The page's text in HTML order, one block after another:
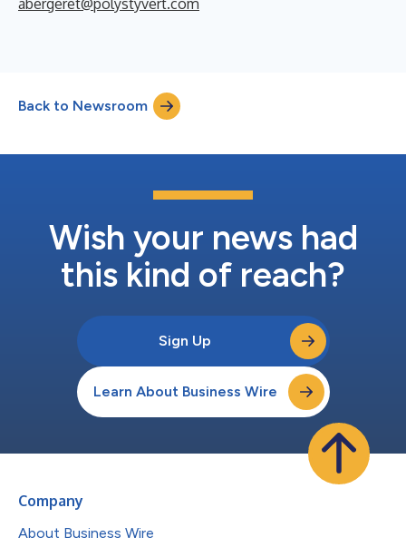
Back to Newsroom
Wish your news had
this kind of reach?
Sign Up
Learn About Business Wire
Company
About Business Wire